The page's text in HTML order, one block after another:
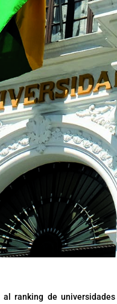
al ranking de